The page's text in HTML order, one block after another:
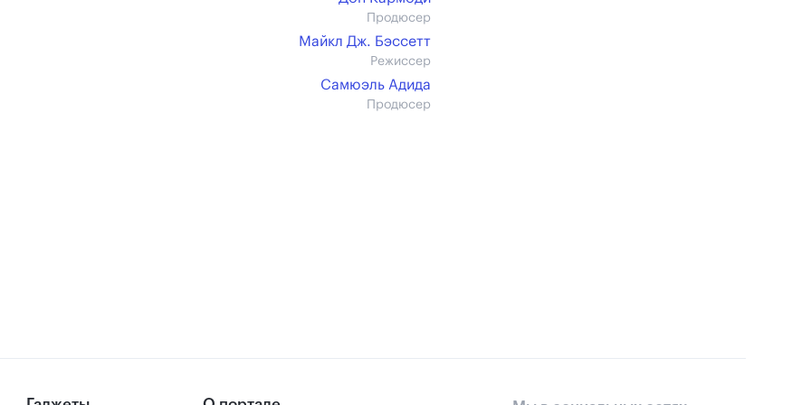
Продюсер
Майкл Дж. Бэссетт
Режиссер
Самюэль Адида
Продюсер